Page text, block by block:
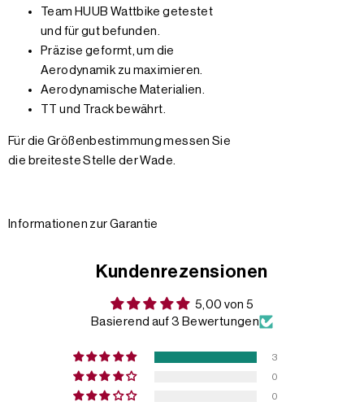
Team HUUB Wattbike getestet
und für gut befunden.
Präzise geformt, um die
Aerodynamik zu maximieren.
Aerodynamische Materialien.
TT und Track bewährt.
Für die Größenbestimmung messen Sie
die breiteste Stelle der Wade.
Informationen zur Garantie
Kundenrezensionen
5,00 von 5
Basierend auf 3 Bewertungen
3
0
0